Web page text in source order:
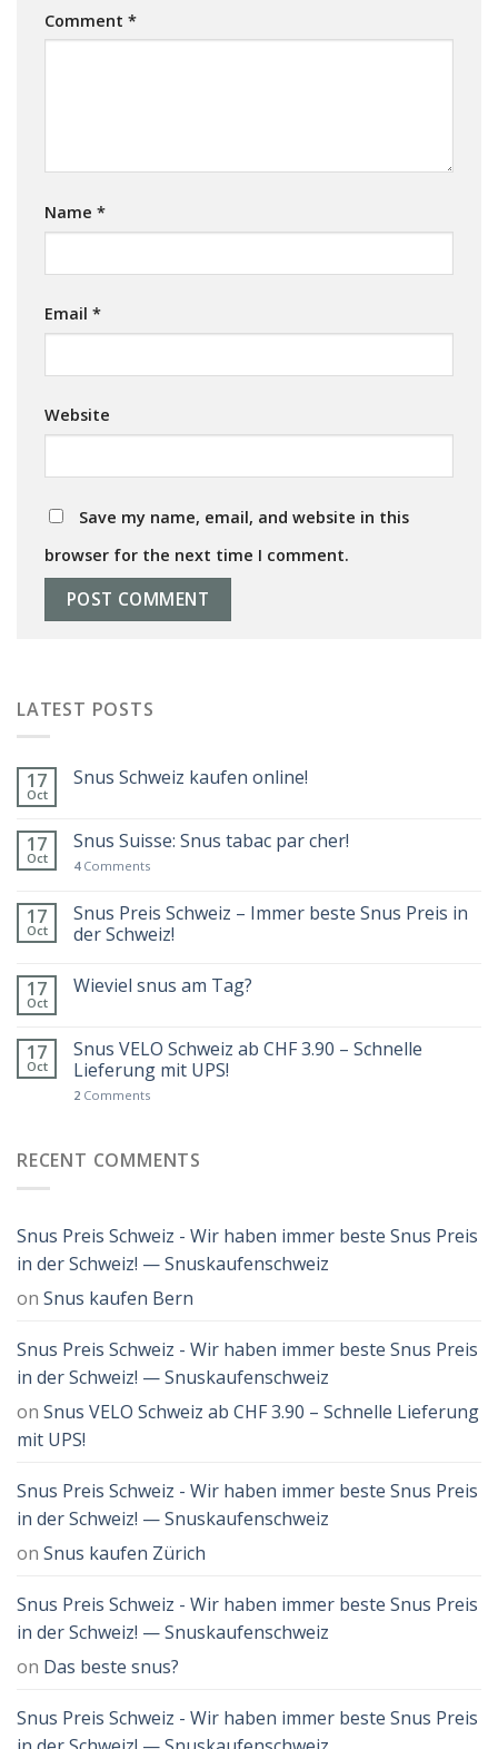
Comment *
Name *
Email *
Website
Save my name, email, and website in this
browser for the next time I comment.
LATEST POSTS
17
Oct
Snus Schweiz kaufen online!
17
Oct
Snus Suisse: Snus tabac par cher!
4Comments
17
Oct
Snus Preis Schweiz – Immer beste Snus Preis in
der Schweiz!
17
Oct
Wieviel snus am Tag?
17
Oct
Snus VELO Schweiz ab CHF 3.90 – Schnelle
Lieferung mit UPS!
2 Comments
RECENT COMMENTS
Snus Preis Schweiz - Wir haben immer beste Snus Preis
in der Schweiz! — Snuskaufenschweiz
on Snus kaufen Bern
Snus Preis Schweiz - Wir haben immer beste Snus Preis
in der Schweiz! — Snuskaufenschweiz
on Snus VELO Schweiz ab CHF 3.90 – Schnelle Lieferung
mit UPS!
Snus Preis Schweiz - Wir haben immer beste Snus Preis
in der Schweiz! — Snuskaufenschweiz
on Snus kaufen Zürich
Snus Preis Schweiz - Wir haben immer beste Snus Preis
in der Schweiz! — Snuskaufenschweiz
on Das beste snus?
Snus Preis Schweiz - Wir haben immer beste Snus Preis